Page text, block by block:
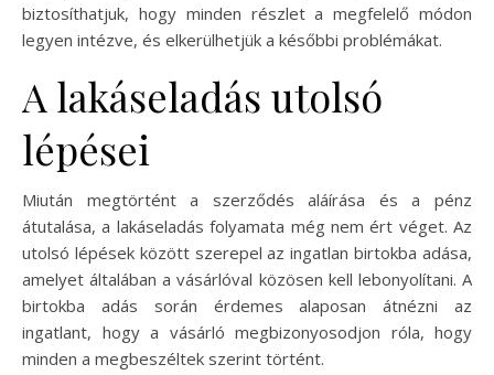
biztosíthatjuk, hogy minden részlet a megfelelő módon
legyen intézve, és elkerülhetjük a későbbi problémákat.
A lakáseladás utolsó
lépései
Miután megtörtént a szerződés aláírása és a pénz
átutalása, a lakáseladás folyamata még nem ért véget. Az
utolsó lépések között szerepel az ingatlan birtokba adása,
amelyet általában a vásárlóval közösen kell lebonyolítani. A
birtokba adás során érdemes alaposan átnézni az
ingatlant, hogy a vásárló megbizonyosodjon róla, hogy
minden a megbeszéltek szerint történt.